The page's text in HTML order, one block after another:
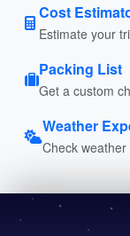
Cost
Estimate your
Packing List
Get a custom
Weather
Check